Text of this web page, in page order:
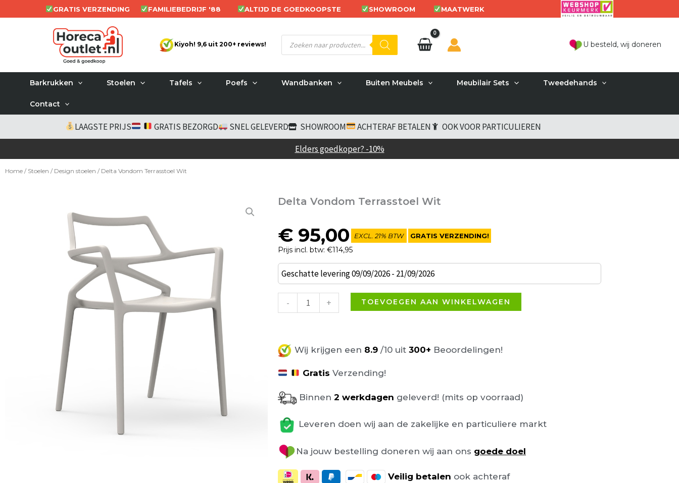
naar
GRATIS VERZENDING FAMILIEBEDRIJF '88 ALTIJD DE GOEDKOOPSTE SHOWROOM MAATWERK
Kiyoh! 9,6 uit 200+ reviews!
Producten
zoeken U besteld, wij doneren
Barkrukken Stoelen Tafels Poefs Wandbanken Buiten Meubels Meubilair Sets Tweedehands
Contact
LAAGSTE PRIJS GRATIS BEZORGD SNEL GELEVERD SHOWROOM ACHTERAF BETALEN
OOK VOOR PARTICULIEREN
Elders goedkoper? -10%
Home / Stoelen / Design stoelen / Delta Vondom Terrasstoel Wit
Delta Vondom Terrasstoel Wit
€ 95,00
Prijs incl. btw: €114,95
EXCL. 21% BTW GRATIS VERZENDING!
Geschatte levering 09/09/2026 - 21/09/2026
-
Delta
Vondom
Terrasstoel
Wit
+ TOEVOEGEN AAN WINKELWAGEN
Wij krijgen een 8.9 /10 uit 300+ Beoordelingen!
Gratis Verzending!
Binnen 2 werkdagen geleverd! (mits op voorraad)
Leveren doen wij aan de zakelijke en particuliere markt
Na jouw bestelling doneren wij aan ons goede doel
Veilig betalen ook achteraf